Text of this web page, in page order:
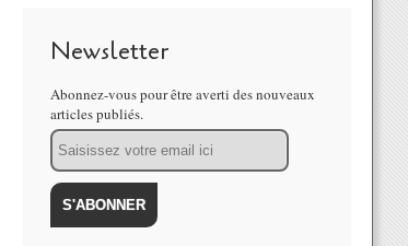
Newsletter
Abonnez-vous pour être averti des nouveaux
articles publiés.
Email